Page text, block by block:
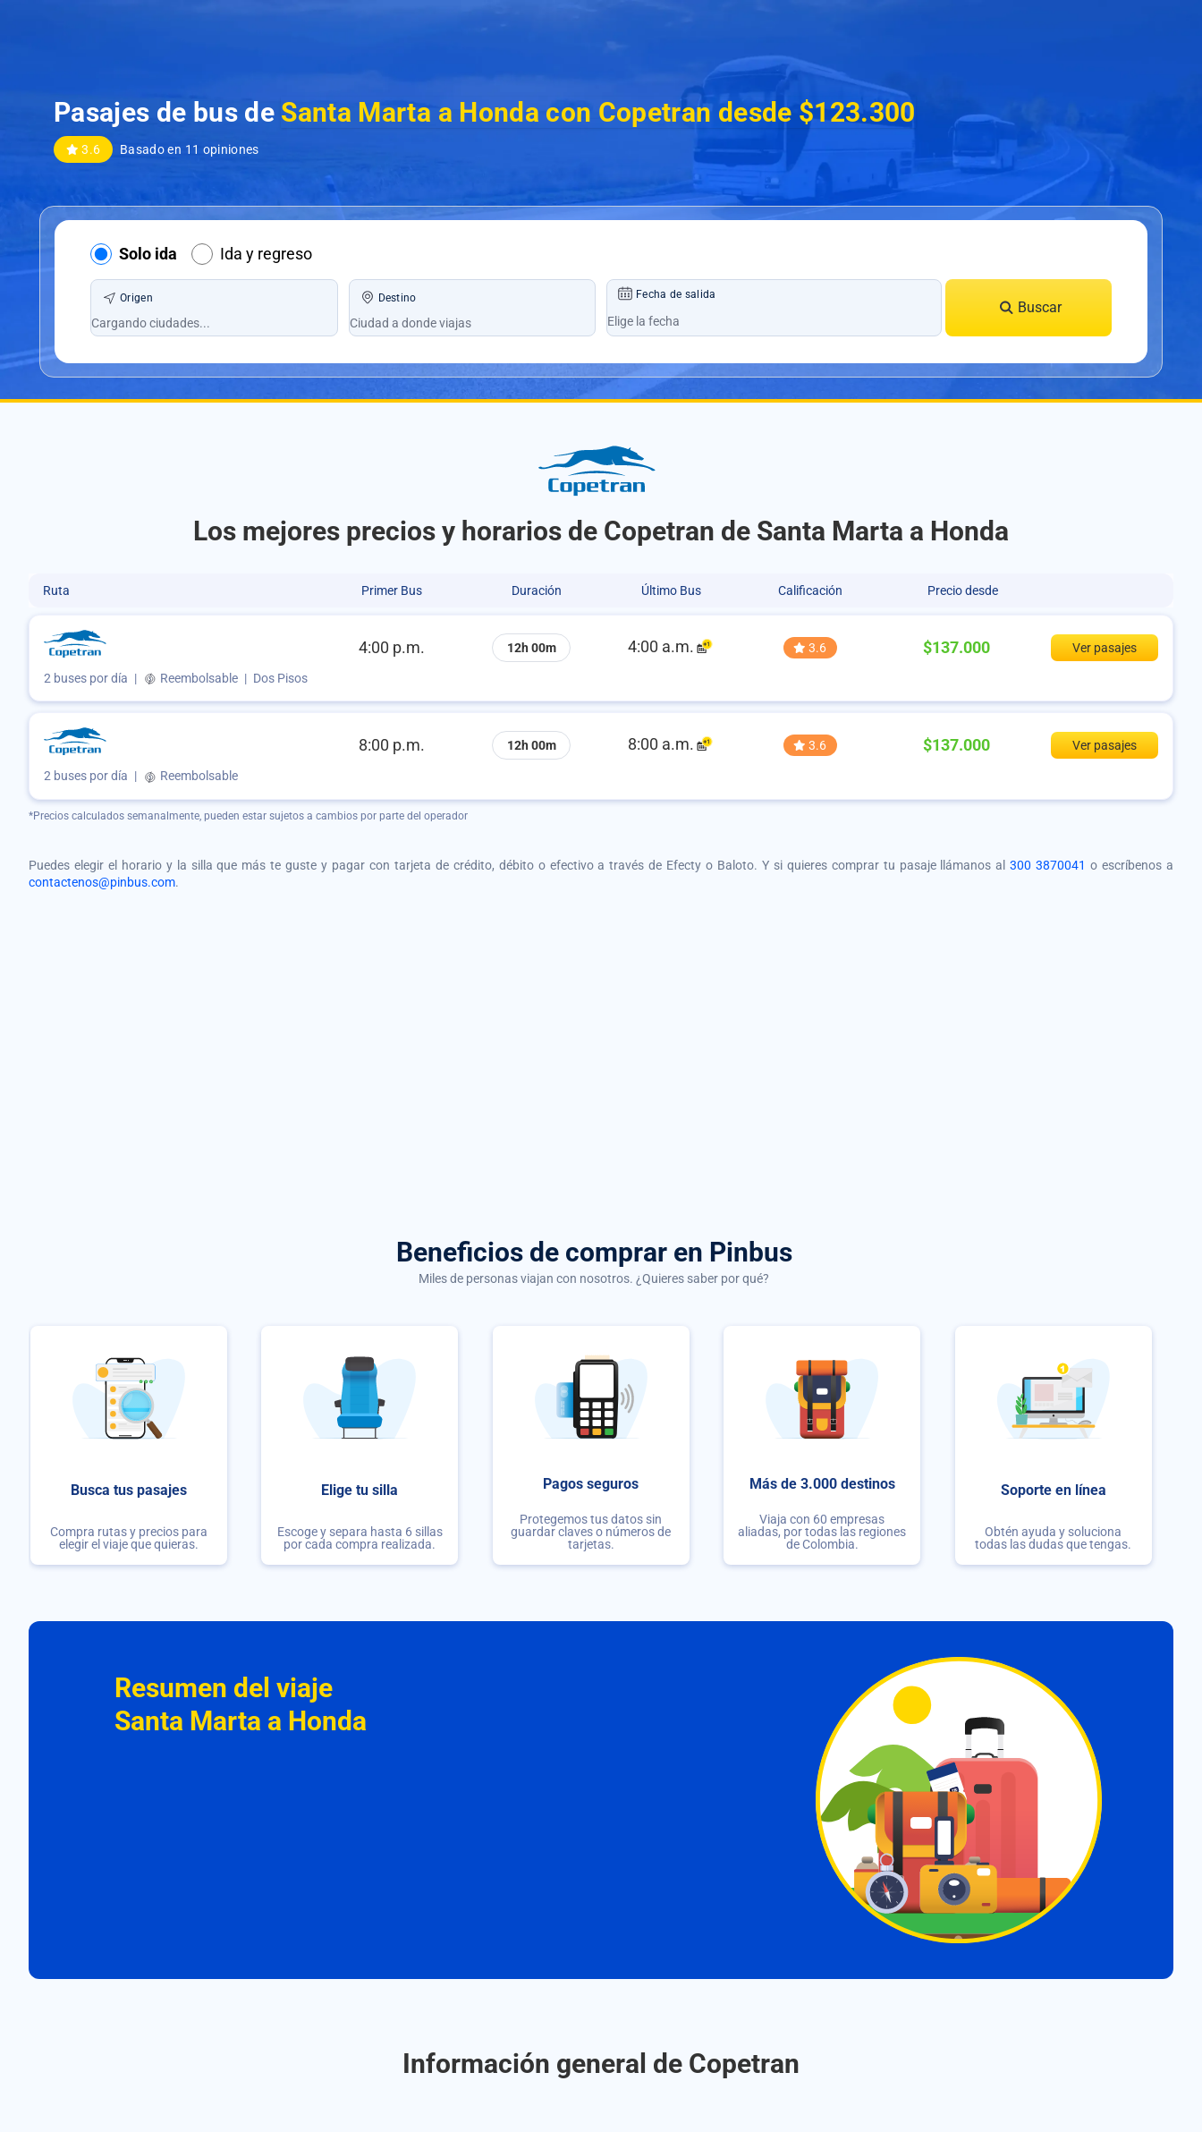
Pasajes de bus de Santa Marta a Honda con Copetran desde $123.300
3.6 Basado en 11 opiniones
Solo ida Ida y regreso
Origen Destino Fecha de salida
Buscar
Los mejores precios y horarios de Copetran de Santa Marta a Honda
Ruta Primer Bus Duración Último Bus Calificación Precio desde
4:00 p.m. 12h 00m 4:00 a.m. 3.6 $137.000 Ver pasajes
2 buses por día | Reembolsable | Dos Pisos
8:00 p.m. 12h 00m 8:00 a.m. 3.6 $137.000 Ver pasajes
2 buses por día | Reembolsable
*Precios calculados semanalmente, pueden estar sujetos a cambios por parte del operador
Puedes elegir el horario y la silla que más te guste y pagar con tarjeta de crédito, débito o efectivo a través de Efecty o Baloto. Y si quieres comprar tu pasaje llámanos al300 3870041 o escríbenos a
contactenos@pinbus.com.
Beneficios de comprar en Pinbus
Miles de personas viajan con nosotros. ¿Quieres saber por qué?
Busca tus pasajes
Compra rutas y precios para
elegir el viaje que quieras.
Elige tu silla
Escoge y separa hasta 6 sillas
por cada compra realizada.
Pagos seguros
Protegemos tus datos sin
guardar claves o números de
tarjetas.
Más de 3.000 destinos
Viaja con 60 empresas
aliadas, por todas las regiones
de Colombia.
Soporte en línea
Obtén ayuda y soluciona
todas las dudas que tengas.
Resumen del viaje
Santa Marta a Honda
Información general de Copetran